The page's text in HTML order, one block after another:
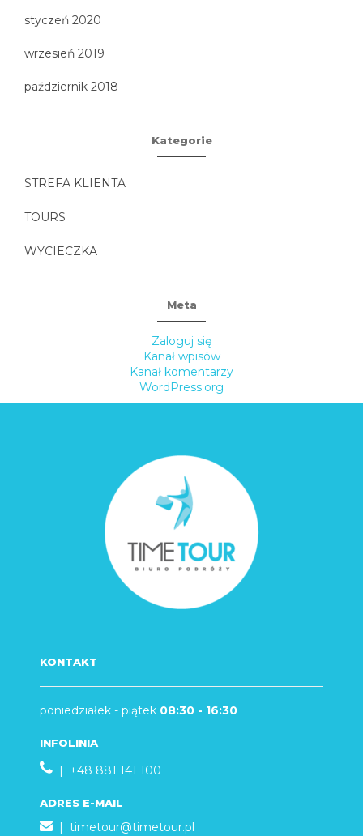
styczeń 2020
wrzesień 2019
październik 2018
Kategorie
STREFA KLIENTA
TOURS
WYCIECZKA
Meta
Zaloguj się
Kanał wpisów
Kanał komentarzy
WordPress.org
KONTAKT
poniedziałek - piątek 08:30 - 16:30
INFOLINIA
| +48 881 141 100
ADRES E-MAIL
| timetour@timetour.pl